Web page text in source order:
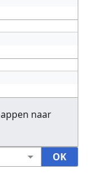
naar